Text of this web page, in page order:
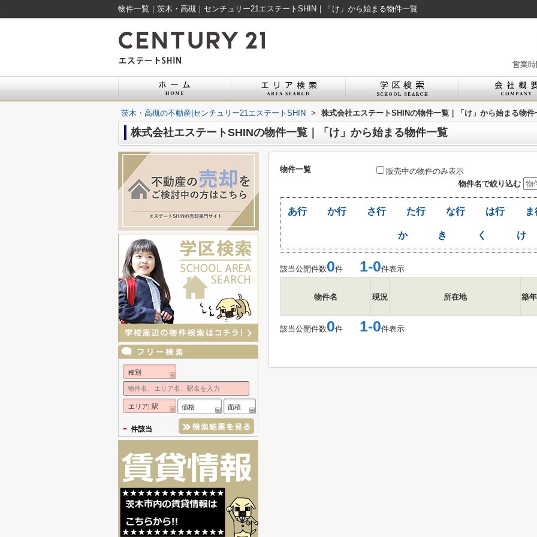
物件一覧｜茨木・高槻｜センチュリー21エステートSHIN｜「け」から始まる物件一覧
営業
茨木・高槻の不動産|センチュリー21エステートSHIN > 株式会社エステートSHINの物件一覧｜「け」から始まる物件
株式会社エステートSHINの物件一覧｜「け」から始まる物件一覧
物件一覧
販売中の物件のみ表示
物件名で絞り込む
あ行 か行 さ行 た行 な行 は行
か き く け
該当公開件数0件 1-0件表示
物件名 現況 所在地 築
該当公開件数0件 1-0件表示
種別
エリア| 駅 価格 面積
- 件該当